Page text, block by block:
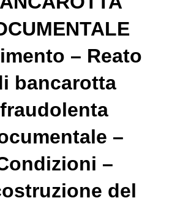
– Reato
bancarotta
fraudolenta
–
–
del